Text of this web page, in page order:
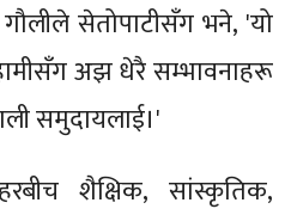
सेतोपाटीसँग भने, 'यो
अझ धेरै सम्भावनाहरू
समुदायलाई।'
शैक्षिक, सांस्कृतिक,